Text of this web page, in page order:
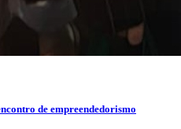
de empreendedorismo